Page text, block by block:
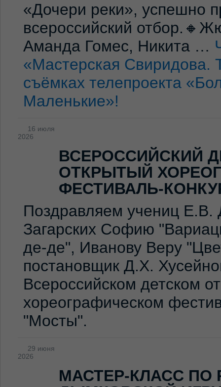
«Дочери реки», успешно
всероссийский
Аманда Гомес, Никита …
«Мастерская Свиридова.
съёмках телепроекта
Маленькие»!
16 июля
2026
ВСЕРОССИЙСКИЙ
ОТКРЫТЫЙ
ФЕСТИВАЛЬ-
Поздравляем учениц Е.В.
Загарских Софию
де-де", Иванову Веру
постановщик Д.Х.
Всероссийском детском
хореографическом
"Мосты".
29 июня
2026
МАСТЕР-КЛАСС ПО